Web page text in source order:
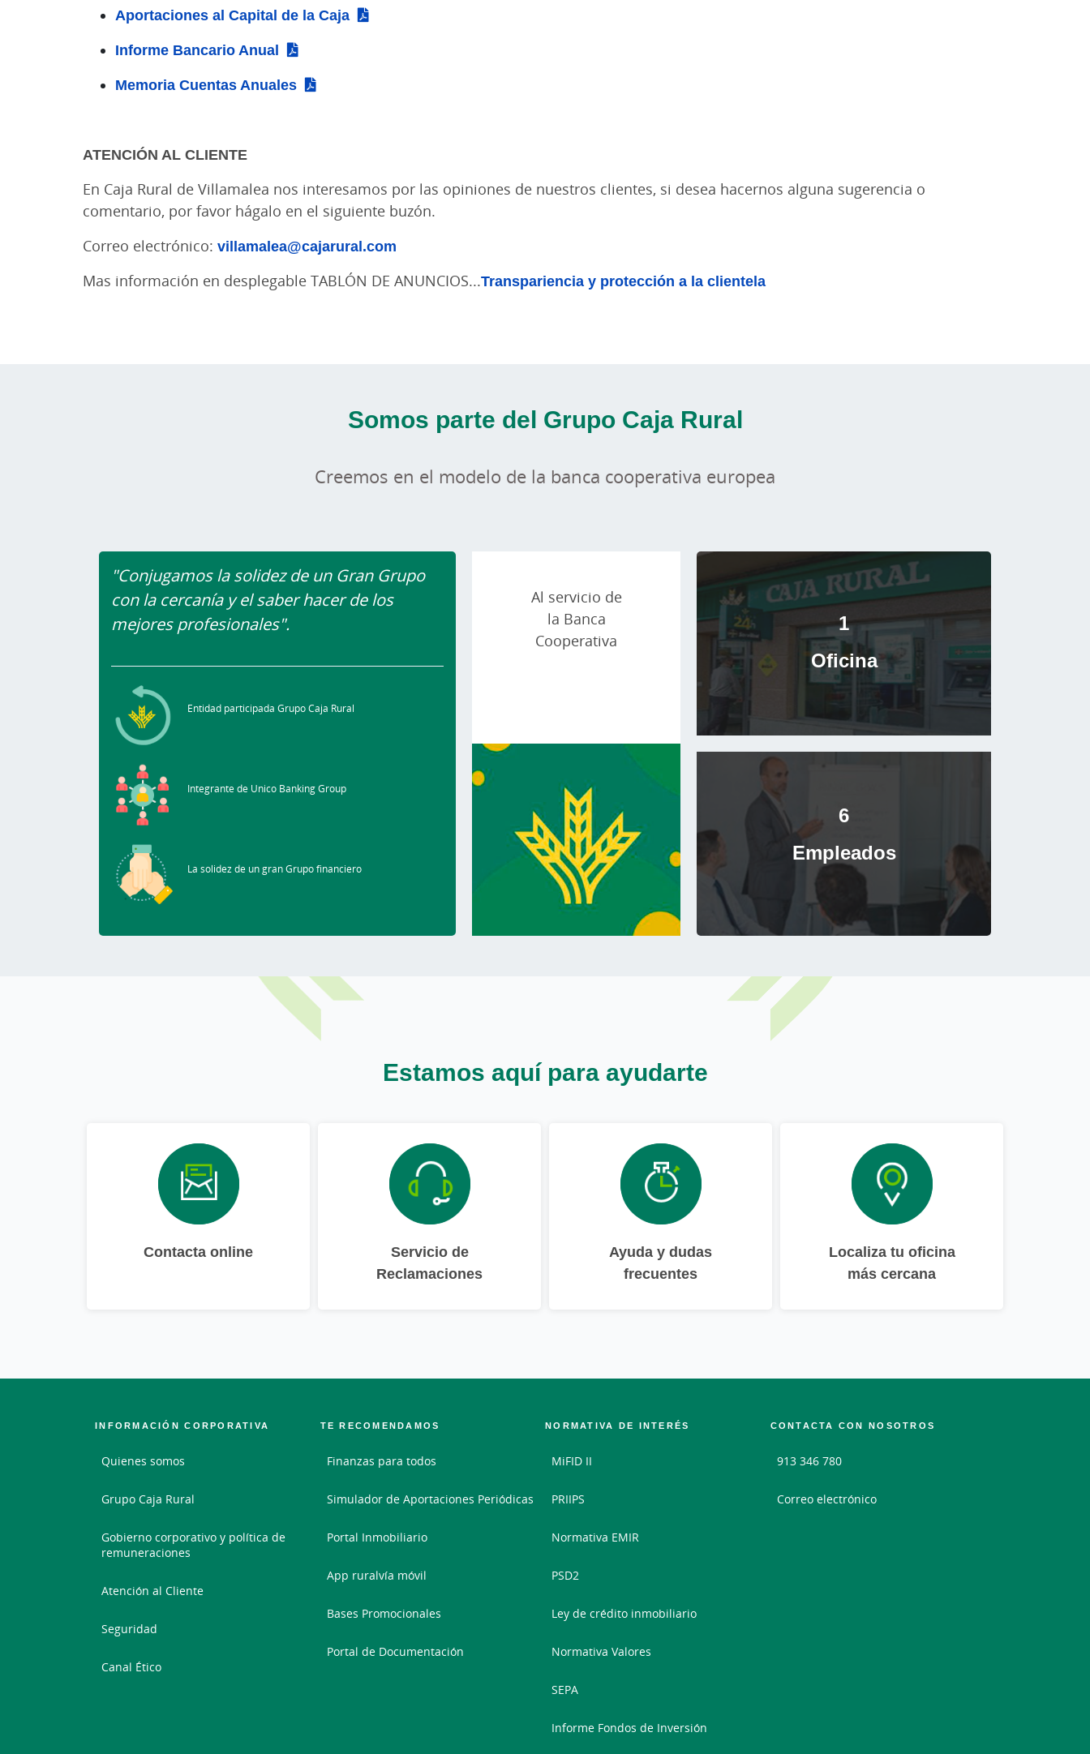
Aportaciones al Capital de la Caja
Informe Bancario Anual
Memoria Cuentas Anuales
ATENCIÓN AL CLIENTE
En Caja Rural de Villamalea nos interesamos por las opiniones de nuestros clientes, si desea hacernos alguna sugerencia o
comentario, por favor hágalo en el siguiente buzón.
Correo electrónico: villamalea@cajarural.com
Mas información en desplegable TABLÓN DE ANUNCIOS...Transpariencia y protección a la clientela
Somos parte del Grupo Caja Rural
Creemos en el modelo de la banca cooperativa europea
"Conjugamos la solidez de un Gran Grupo
con la cercanía y el saber hacer de los
mejores profesionales".
Entidad participada Grupo Caja Rural
Integrante de Unico Banking Group
La solidez de un gran Grupo financiero
Al servicio de
la Banca
Cooperativa
1
Oficina
6
Empleados
Estamos aquí para ayudarte
Contacta online
Servicio de
Reclamaciones
Ayuda y dudas
frecuentes
Localiza tu oficina
más cercana
INFORMACIÓN CORPORATIVA
Quienes somos
Grupo Caja Rural
Gobierno corporativo y política de
remuneraciones
Atención al Cliente
Seguridad
Canal Ético
TE RECOMENDAMOS
Finanzas para todos
Simulador de Aportaciones Periódicas
Portal Inmobiliario
App ruralvía móvil
Bases Promocionales
Portal de Documentación
NORMATIVA DE INTERÉS
MiFID II
PRIIPS
Normativa EMIR
PSD2
Ley de crédito inmobiliario
Normativa Valores
SEPA
Informe Fondos de Inversión
CONTACTA CON NOSOTROS
913 346 780
Correo electrónico